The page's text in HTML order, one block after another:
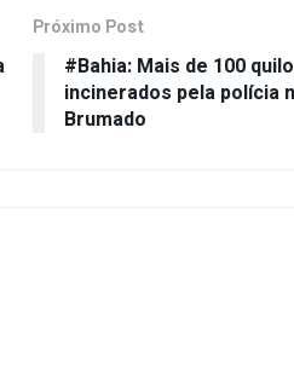
Próximo Post
#Bahia: Mais de 100
incinerados pela polícia
Brumado